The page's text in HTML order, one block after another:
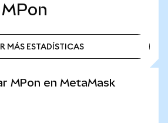
MPon
MÁS ESTADÍSTICAS
MPon en MetaMask